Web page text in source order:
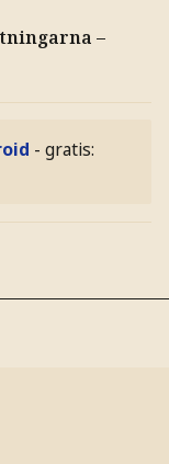
–
- gratis: